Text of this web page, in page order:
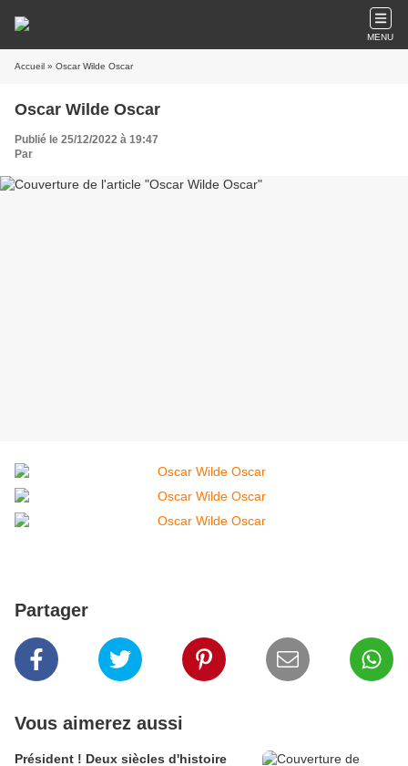
MENU
Accueil » Oscar Wilde Oscar
Oscar Wilde Oscar
Publié le 25/12/2022 à 19:47
Par
Partager
Vous aimerez aussi
Président ! Deux siècles d'histoire